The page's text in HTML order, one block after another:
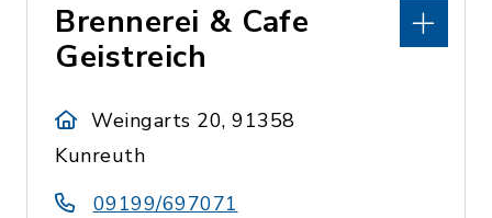
Brennerei & Cafe
Geistreich
Weingarts 20, 91358
Kunreuth
09199/697071